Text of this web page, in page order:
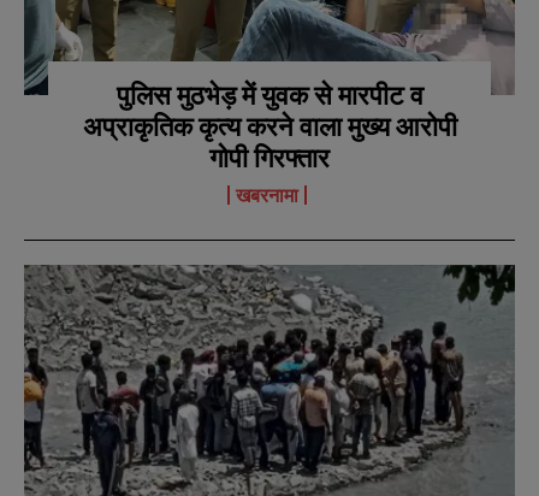
पुलिस मुठभेड़ में युवक से मारपीट व
अप्राकृतिक कृत्य करने वाला मुख्य आरोपी
गोपी गिरफ्तार
खबरनामा